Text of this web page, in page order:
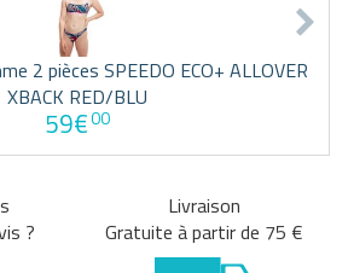
2 pièces SPEEDO ECO+ ALLOVER
XBACK RED/BLU
59€00
?
Livraison
Gratuite à partir de 75 €